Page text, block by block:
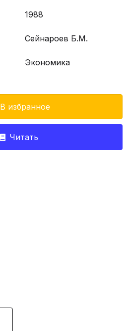
1988
Сейнароев Б.М.
Экономика
В избранное
Читать